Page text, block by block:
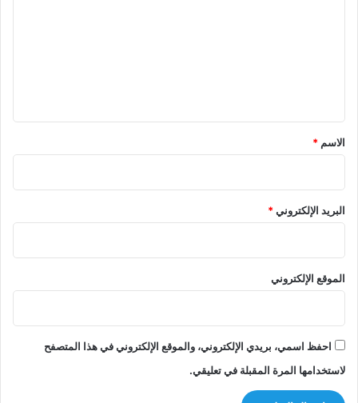
*
الاسم *
البريد الإلكتروني*
الموقع الإلكتروني
احفظ اسمي، بريدي الإلكتروني، والموقع الإلكتروني في هذا المتصفح
لاستخدامها المرة المقبلة في تعليقي.